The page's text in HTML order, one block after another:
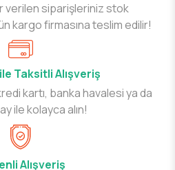
verilen siparişleriniz stok
kargo firmasına teslim edilir!
Taksitli Alışveriş
kartı, banka havalesi ya da
ile kolayca alın!
Alışveriş